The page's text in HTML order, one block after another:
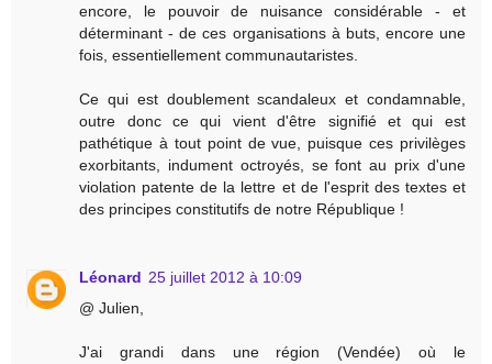
encore, le pouvoir de nuisance considérable - et
déterminant - de ces organisations à buts, encore une
fois, essentiellement communautaristes.
Ce qui est doublement scandaleux et condamnable,
outre donc ce qui vient d'être signifié et qui est
pathétique à tout point de vue, puisque ces privilèges
exorbitants, indument octroyés, se font au prix d'une
violation patente de la lettre et de l'esprit des textes et
des principes constitutifs de notre République !
Léonard 25 juillet 2012 à 10:09
@ Julien,
J'ai grandi dans une région (Vendée) où le